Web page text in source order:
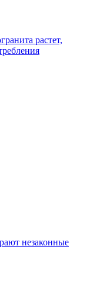
растет,
незаконные